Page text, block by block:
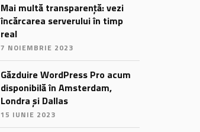
Mai multă transparență: vezi
încărcarea serverului în timp
real
7 NOIEMBRIE 2023
Găzduire WordPress Pro acum
disponibilă în Amsterdam,
Londra și Dallas
15 IUNIE 2023